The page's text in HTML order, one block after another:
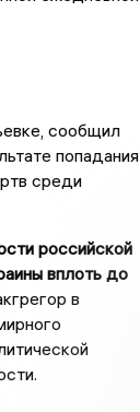
сообщил
попадания
среди
российской
вплоть до
в